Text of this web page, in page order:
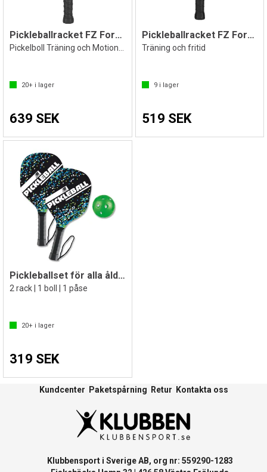
Pickleballracket FZ Forza Drive 500
Pickelboll Träning och Motionsspel
20+ i lager
639 SEK
Pickleballracket FZ Forza Furious 1000V2
Träning och fritid
9i lager
519 SEK
Pickleballset för alla åldrar
2 rack | 1 boll | 1 påse
20+ i lager
319 SEK
Kundcenter Paketspårning Retur Kontakta oss
Klubbensport i Sverige AB, org nr: 559290-1283